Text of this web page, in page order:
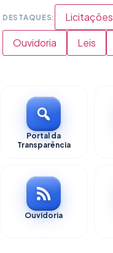
Acesse agora
realizados com
dedicação para
promover mais
qualidade de
população.
Sobre
Saúde
agora
Acesse
agora
DESTAQUES: Licitações
Ouvidoria
Leis
Portal da
Transparência
Ouvidoria